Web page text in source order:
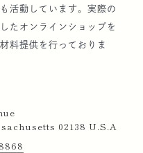
を主宰。「東北
るところからサポートし
活動中
サロンにて特別講習会開催
活動しています。実際の
たオンラインショップを
料提供を行っておりま
02138 U.S.A